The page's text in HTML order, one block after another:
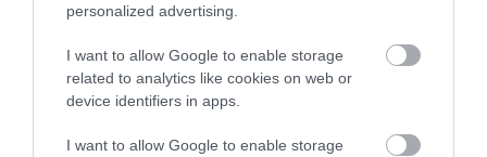
personalized advertising.
I want to allow Google to enable storage
related to analytics like cookies on web or
device identifiers in apps.
I want to allow Google to enable storage